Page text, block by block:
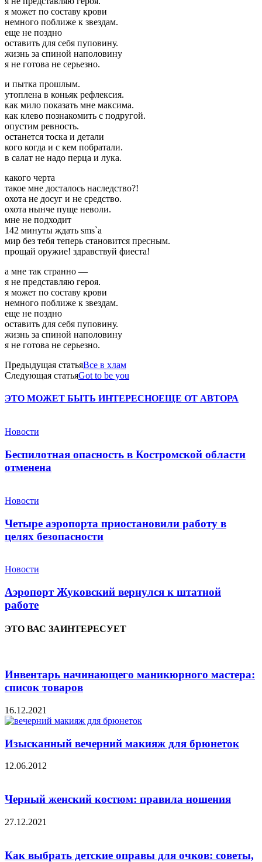
я может по составу крови
немного поближе к звездам.
еще не поздно
оставить для себя пуповину.
жизнь за спиной наполовину
я не готова не серьезно.
и пытка прошлым.
утоплена в коньяк рефлексия.
как мило показать мне максима.
как клево познакомить с подругой.
опустим ревность.
останется тоска и детали
кого когда и с кем побратали.
в салат не надо перца и лука.
какого черта
такое мне досталось наследство?!
охота не досуг и не средство.
охота нынче пуще неволи.
мне не подходит
142 минуты ждать sms`a
мир без тебя теперь становится пресным.
прощай оружие! здравствуй фиеста!
а мне так странно —
я не представляю героя.
я может по составу крови
немного поближе к звездам.
еще не поздно
оставить для себя пуповину.
жизнь за спиной наполовину
я не готова не серьезно.
Предыдущая статьяВсе в хлам
Следующая статьяGot to be you
ЭТО МОЖЕТ БЫТЬ ИНТЕРЕСНОЕЩЕ ОТ АВТОРА
Новости
Беспилотная опасность в Костромской области
отменена
Новости
Четыре аэропорта приостановили работу в
целях безопасности
Новости
Аэропорт Жуковский вернулся к штатной
работе
ЭТО ВАС ЗАИНТЕРЕСУЕТ
Инвентарь начинающего маникюрного мастера:
список товаров
16.12.2021
Изысканный вечерний макияж для брюнеток
12.06.2012
Черный женский костюм: правила ношения
27.12.2021
Как выбрать детские оправы для очков: советы,